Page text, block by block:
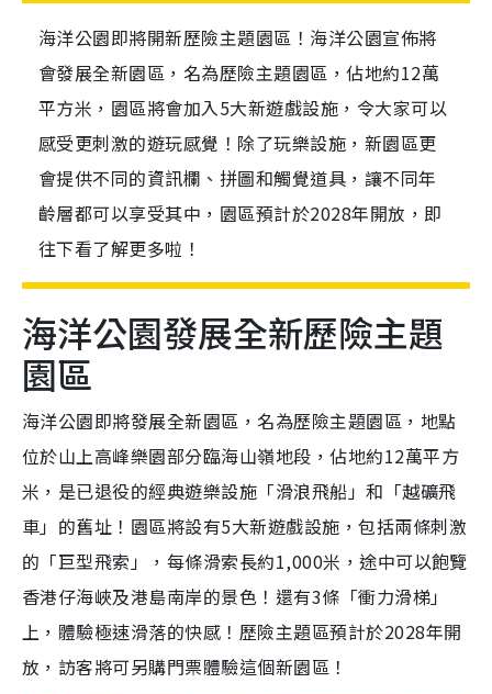
海洋公園即將開新歷險主題園區！海洋公園宣佈將
會發展全新園區，名為歷險主題園區，佔地約12萬
平方米，園區將會加入5大新遊戲設施，令大家可以
感受更刺激的遊玩感覺！除了玩樂設施，新園區更
會提供不同的資訊欄、拼圖和觸覺道具，讓不同年
齡層都可以享受其中，園區預計於2028年開放，即
往下看了解更多啦！
海洋公園發展全新歷險主題
園區
海洋公園即將發展全新園區，名為歷險主題園區，地點
位於山上高峰樂園部分臨海山嶺地段，佔地約12萬平方
米，是已退役的經典遊樂設施「滑浪飛船」和「越礦飛
車」的舊址！園區將設有5大新遊戲設施，包括兩條刺激
的「巨型飛索」，每條滑索長約1,000米，途中可以飽覽
香港仔海峽及港島南岸的景色！還有3條「衝力滑梯」
上，體驗極速滑落的快感！歷險主題區預計於2028年開
放，訪客將可另購門票體驗這個新園區！